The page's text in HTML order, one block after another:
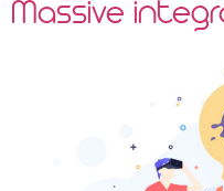
Massive